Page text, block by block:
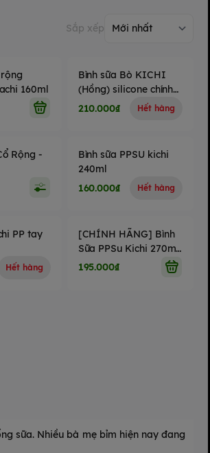
Sắp xếp
160ml
Bình sữa Bò KICHI
(Hồng) silicone chính
hãng size
210.000₫ Hết hàng
Rộng -
Bình sữa PPSU kichi
240ml
160.000₫
Hết hàng
PP tay
Hết hàng
[CHÍNH HÃNG] Bình
Sữa PPSu Kichi 270ml
Cho Bé Yêu
195.000₫
sữa. Nhiều bà mẹ bỉm hiện nay đang